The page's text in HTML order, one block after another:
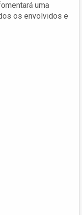
uma
os envolvidos e